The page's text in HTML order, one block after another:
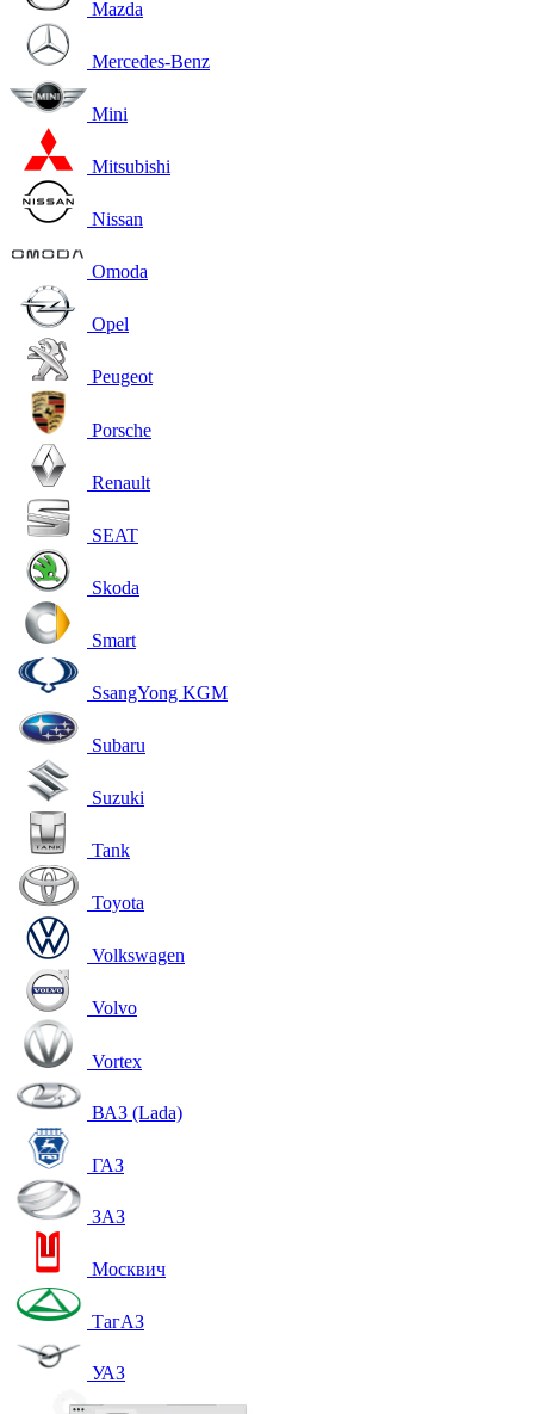
Mazda
Mercedes-Benz
Mini
Mitsubishi
Nissan
Omoda
Opel
Peugeot
Porsche
Renault
SEAT
Skoda
Smart
SsangYong KGM
Subaru
Suzuki
Tank
Toyota
Volkswagen
Volvo
Vortex
ВАЗ (Lada)
ГАЗ
ЗАЗ
Москвич
ТагАЗ
УАЗ